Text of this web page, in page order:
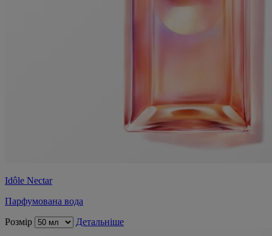
Idôle Nectar
Парфумована вода
Розмір
Детальніше